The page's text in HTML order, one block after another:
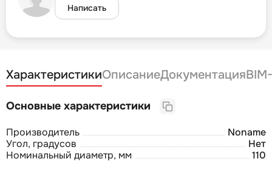
Написать
ХарактеристикиОписаниеДокументация
Основные характеристики
Производитель
Noname
Угол, градусов
Нет
Номинальный диаметр, мм
110